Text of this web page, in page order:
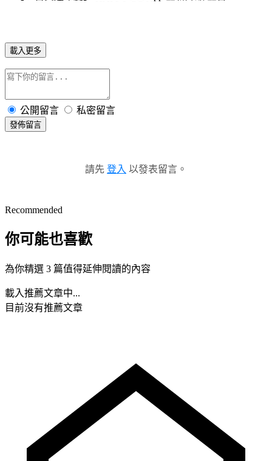
載入更多
公開留言 私密留言
發佈留言
請先 登入 以發表留言。
Recommended
你可能也喜歡
為你精選 3 篇值得延伸閱讀的內容
載入推薦文章中...
目前沒有推薦文章